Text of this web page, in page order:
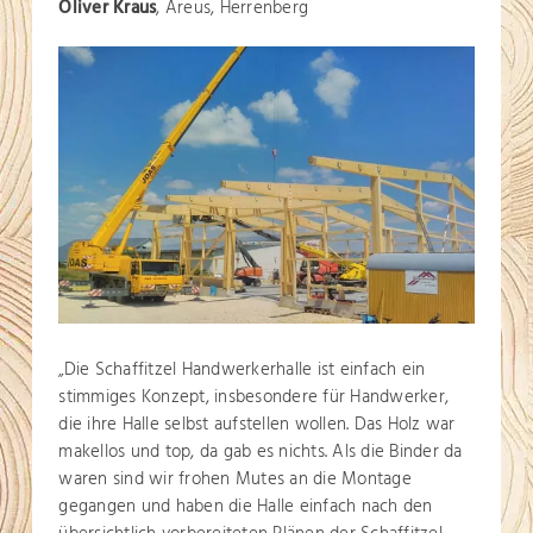
Oliver Kraus, Areus, Herrenberg
„Die Schaffitzel Handwerkerhalle ist einfach ein
stimmiges Konzept, insbesondere für Handwerker,
die ihre Halle selbst aufstellen wollen. Das Holz war
makellos und top, da gab es nichts. Als die Binder da
waren sind wir frohen Mutes an die Montage
gegangen und haben die Halle einfach nach den